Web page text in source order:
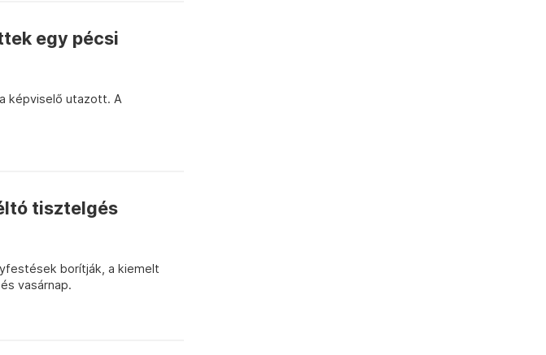
egy pécsi
képviselő utazott. A
tisztelgés
borítják, a kiemelt
vasárnap.